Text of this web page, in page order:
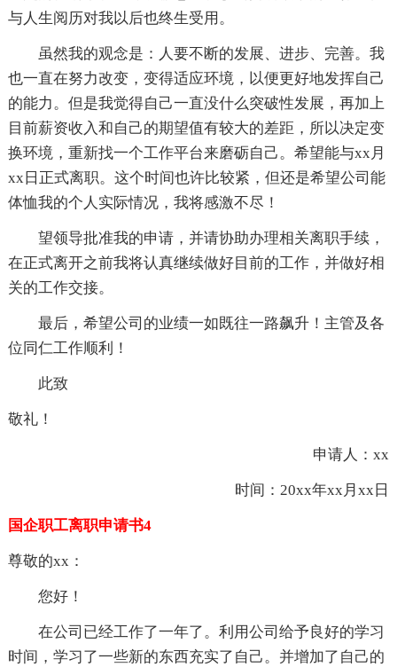
与人生阅历对我以后也终生受用。
虽然我的观念是：人要不断的发展、进步、完善。我
也一直在努力改变，变得适应环境，以便更好地发挥自己
的能力。但是我觉得自己一直没什么突破性发展，再加上
目前薪资收入和自己的期望值有较大的差距，所以决定变
换环境，重新找一个工作平台来磨砺自己。希望能与xx月
xx日正式离职。这个时间也许比较紧，但还是希望公司能
体恤我的个人实际情况，我将感激不尽！
望领导批准我的申请，并请协助办理相关离职手续，
在正式离开之前我将认真继续做好目前的工作，并做好相
关的工作交接。
最后，希望公司的业绩一如既往一路飙升！主管及各
位同仁工作顺利！
此致
敬礼！
申请人：xx
时间：20xx年xx月xx日
国企职工离职申请书4
尊敬的xx：
您好！
在公司已经工作了一年了。利用公司给予良好的学习
时间，学习了一些新的东西充实了自己。并增加了自己的